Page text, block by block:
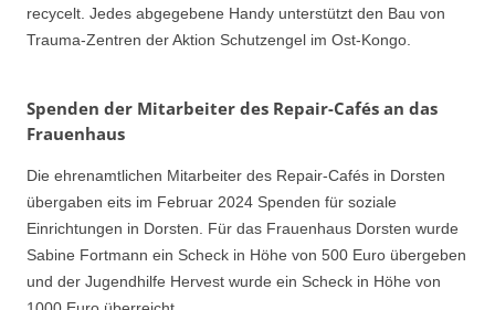
recycelt. Jedes abgegebene Handy unterstützt den Bau von
Trauma-Zentren der Aktion Schutzengel im Ost-Kongo.
Spenden der Mitarbeiter des Repair-Cafés an das
Frauenhaus
Die ehrenamtlichen Mitarbeiter des Repair-Cafés in Dorsten
übergaben eits im Februar 2024 Spenden für soziale
Einrichtungen in Dorsten. Für das Frauenhaus Dorsten wurde
Sabine Fortmann ein Scheck in Höhe von 500 Euro übergeben
und der Jugendhilfe Hervest wurde ein Scheck in Höhe von